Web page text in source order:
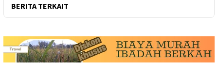
BERITA TERKAIT